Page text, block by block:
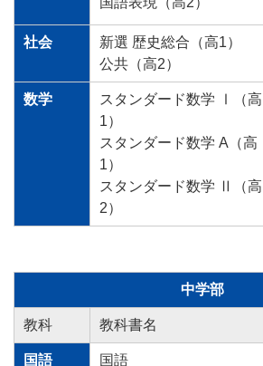
社会
新選 歴史総合（高1）
公共（高2）
数学
スタンダード数学 Ⅰ（高
1）
スタンダード数学 A（高
1）
スタンダード数学 Ⅱ（高
2）
中学部
教科 教科書名
国語 国語